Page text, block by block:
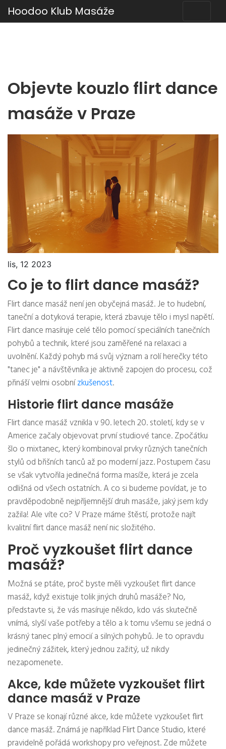
Hoodoo Klub Masáže
Objevte kouzlo flirt dance
masáže v Praze
lis, 12 2023
Co je to flirt dance masáž?
Flirt dance masáž není jen obyčejná masáž. Je to hudební,
taneční a dotyková terapie, která zbavuje tělo i mysl napětí.
Flirt dance masíruje celé tělo pomocí speciálních tanečních
pohybů a technik, které jsou zaměřené na relaxaci a
uvolnění. Každý pohyb má svůj význam a rolí herečky této
"tanec je" a návštěvníka je aktivně zapojen do procesu, což
přináší velmi osobnízkušenost.
Historie flirt dance masáže
Flirt dance masáž vznikla v 90. letech 20. století, kdy se v
Americe začaly objevovat první studiové tance. Zpočátku
šlo o mixtanec, který kombinoval prvky různých tanečních
stylů od břišních tanců až po moderní jazz. Postupem času
se však vytvořila jedinečná forma masíže, která je zcela
odlišná od všech ostatních. A co si budeme povídat, je to
pravděpodobně nejpříjemnější druh masáže, jaký jsem kdy
zažila! Ale víte co? V Praze máme štěstí, protože najít
kvalitní flirt dance masáž není nic složitého.
Proč vyzkoušet flirt dance
masáž?
Možná se ptáte, proč byste měli vyzkoušet flirt dance
masáž, když existuje tolik jiných druhů masáže? No,
představte si, že vás masíruje někdo, kdo vás skutečně
vnímá, slyší vaše potřeby a tělo a k tomu všemu se jedná o
krásný tanec plný emocií a silných pohybů. Je to opravdu
jedinečný zážitek, který jednou zažitý, už nikdy
nezapomenete.
Akce, kde můžete vyzkoušet flirt
dance masáž v Praze
V Praze se konají různé akce, kde můžete vyzkoušet flirt
dance masáž. Známá je například Flirt Dance Studio, které
pravidelně pořádá workshopy pro veřejnost. Zde můžete